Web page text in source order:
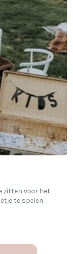
zitten voor het
te spelen.